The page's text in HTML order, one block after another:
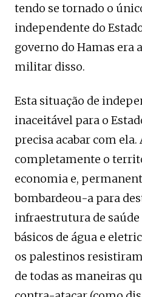
tendo se tornado o
independente do
governo do Hamas era
militar disso.
Esta situação de
inaceitável para o
precisa acabar com
completamente o
economia e,
bombardeou-a para
infraestrutura de
básicos de água e
os palestinos
de todas as maneiras